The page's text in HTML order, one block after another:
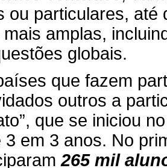
ou particulares, até
amplas,
globais.
que fazem
outros a
que se iniciou
3 em 3 anos. No
265 mil